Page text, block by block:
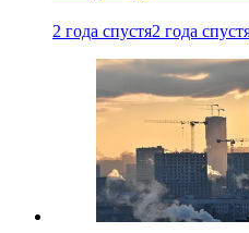
2 года спустя2 года